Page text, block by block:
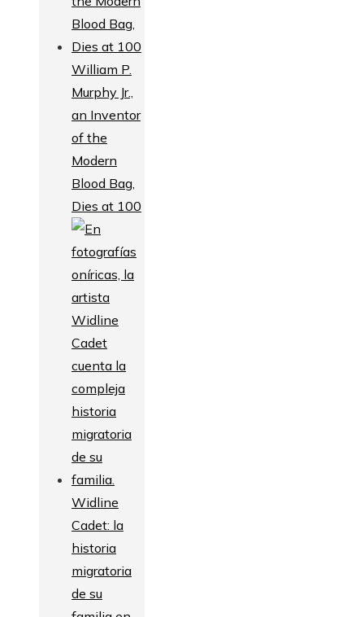
William P.
Murphy Jr.,
an Inventor
of the
Modern
Blood Bag,
Dies at 100
Widline
Cadet: la
historia
migratoria
de su